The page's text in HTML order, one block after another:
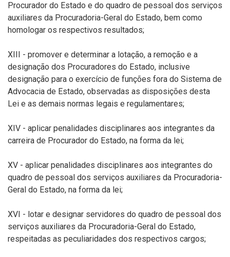
Procurador do Estado e do quadro de pessoal dos serviços
auxiliares da Procuradoria-Geral do Estado, bem como
homologar os respectivos resultados;
XIII - promover e determinar a lotação, a remoção e a
designação dos Procuradores do Estado, inclusive
designação para o exercício de funções fora do Sistema de
Advocacia de Estado, observadas as disposições desta
Lei e as demais normas legais e regulamentares;
XIV - aplicar penalidades disciplinares aos integrantes da
carreira de Procurador do Estado, na forma da lei;
XV - aplicar penalidades disciplinares aos integrantes do
quadro de pessoal dos serviços auxiliares da Procuradoria-
Geral do Estado, na forma da lei;
XVI - lotar e designar servidores do quadro de pessoal dos
serviços auxiliares da Procuradoria-Geral do Estado,
respeitadas as peculiaridades dos respectivos cargos;